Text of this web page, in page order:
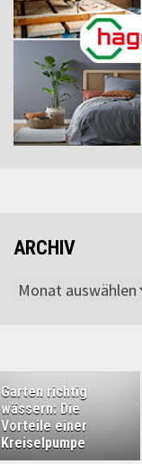
ARCHIV
Archiv
Garten richtig
wässern: Die
Vorteile einer
Kreiselpumpe